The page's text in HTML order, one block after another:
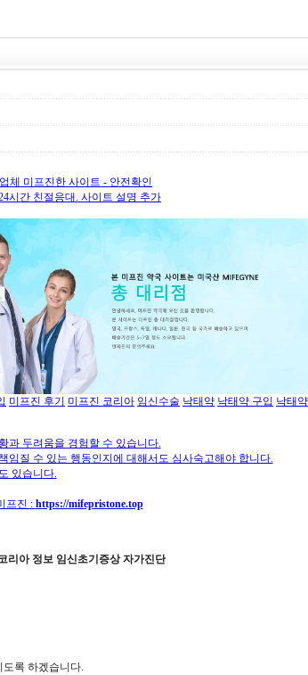
체 미프진한 사이트 - 안전확인
시간 친절응대. 사이트 설명 추가
미프진 후기 미프진 코리아 임신수술 낙태약 낙태약 구입 낙태
과 두려움을 경험할 수 있습니다.
임질 수 있는 행동인지에 대해서도 심사숙고해야 합니다.
있습니다.
프진 : https://mifepristone.top
리아 정보 임신초기증상 자가진단
록 하겠습니다.